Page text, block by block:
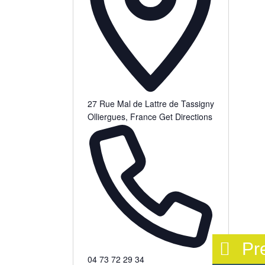
27 Rue Mal de Lattre de Tassigny
Olliergues, France Get Directions
04 73 72 29 34